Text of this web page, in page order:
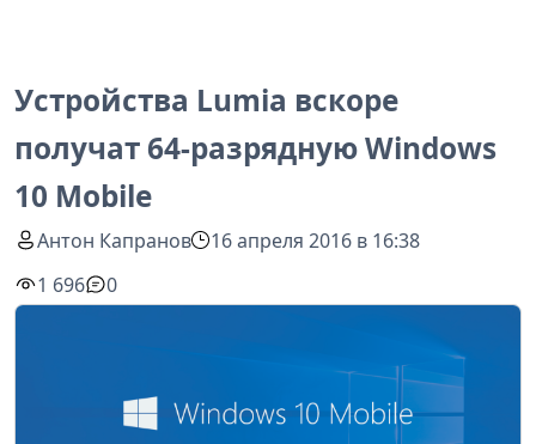
Устройства Lumia вскоре
получат 64-разрядную Windows
10 Mobile
Антон Капранов
16 апреля 2016 в 16:38
1 696
0